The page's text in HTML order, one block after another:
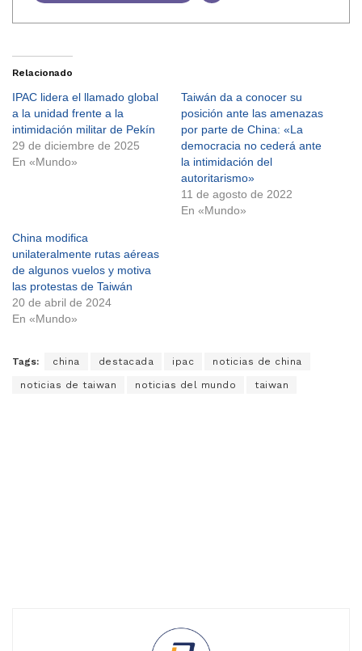
Relacionado
IPAC lidera el llamado global
a la unidad frente a la
intimidación militar de Pekín
29 de diciembre de 2025
En «Mundo»
Taiwán da a conocer su
posición ante las amenazas
por parte de China: «La
democracia no cederá ante
la intimidación del
autoritarismo»
11 de agosto de 2022
En «Mundo»
China modifica
unilateralmente rutas aéreas
de algunos vuelos y motiva
las protestas de Taiwán
20 de abril de 2024
En «Mundo»
Tags: china destacada ipac noticias de china
noticias de taiwan noticias del mundo taiwan